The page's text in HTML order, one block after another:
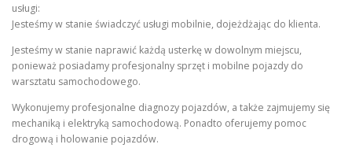
usługi:
Jesteśmy w stanie świadczyć usługi mobilnie, dojeżdżając do klienta.
Jesteśmy w stanie naprawić każdą usterkę w dowolnym miejscu,
ponieważ posiadamy profesjonalny sprzęt i mobilne pojazdy do
warsztatu samochodowego.
Wykonujemy profesjonalne diagnozy pojazdów, a także zajmujemy się
mechaniką i elektryką samochodową. Ponadto oferujemy pomoc
drogową i holowanie pojazdów.